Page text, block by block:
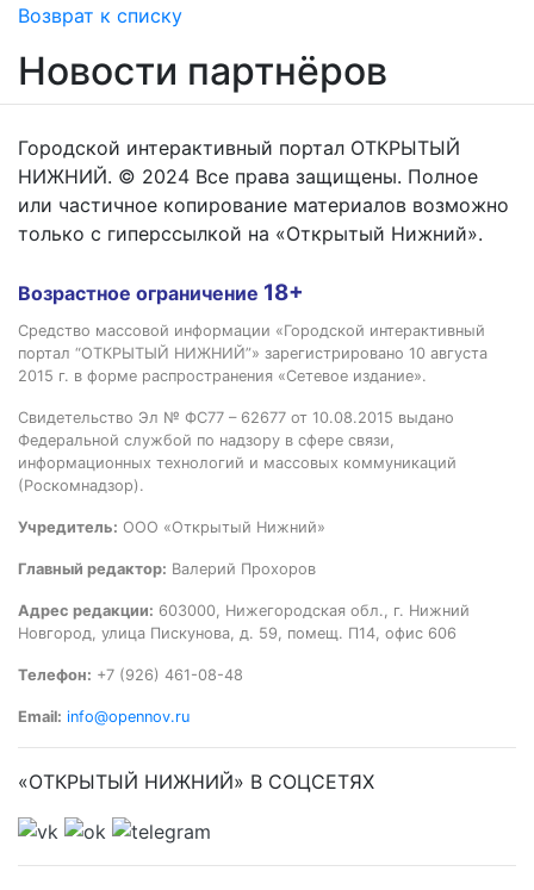
Возврат к списку
Новости партнёров
Городской интерактивный портал ОТКРЫТЫЙ
НИЖНИЙ. © 2024 Все права защищены. Полное
или частичное копирование материалов возможно
только с гиперссылкой на «Открытый Нижний».
Возрастное ограничение 18+
Средство массовой информации «Городской интерактивный
портал “ОТКРЫТЫЙ НИЖНИЙ”» зарегистрировано 10 августа
2015 г. в форме распространения «Сетевое издание».
Свидетельство Эл № ФС77 – 62677 от 10.08.2015 выдано
Федеральной службой по надзору в сфере связи,
информационных технологий и массовых коммуникаций
(Роскомнадзор).
Учредитель: ООО «Открытый Нижний»
Главный редактор: Валерий Прохоров
Адрес редакции: 603000, Нижегородская обл., г. Нижний
Новгород, улица Пискунова, д. 59, помещ. П14, офис 606
Телефон: +7 (926) 461-08-48
Email: info@opennov.ru
«ОТКРЫТЫЙ НИЖНИЙ» В СОЦСЕТЯХ